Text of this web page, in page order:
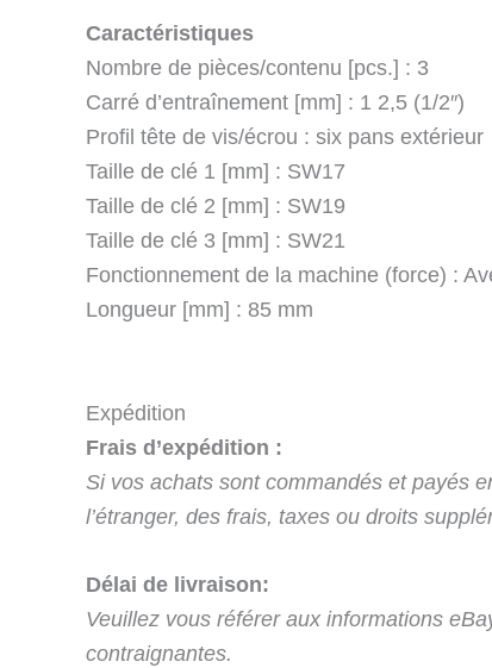
Caractéristiques
Nombre de pièces/contenu [pcs.] : 3
Carré d’entraînement [mm] : 1 2,5 (1/2″)
Profil tête de vis/écrou : six pans extérieur
Taille de clé 1 [mm] : SW17
Taille de clé 2 [mm] : SW19
Taille de clé 3 [mm] : SW21
Fonctionnement de la machine (force) :
Longueur [mm] : 85 mm
Expédition
Frais d’expédition :
Si vos achats sont commandés et payés
l’étranger, des frais, taxes ou droits
Délai de livraison:
Veuillez vous référer aux informations
contraignantes.